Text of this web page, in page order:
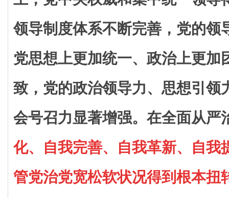
领导制度体系不断完善，党的领
党思想上更加统一、政治上更加
致，党的政治领导力、思想引领
会号召力显著增强。 在全面从严
化、自我完善、自我革新、自我
管党治党宽松软状况得到根本扭